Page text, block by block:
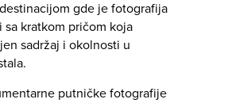
gde je fotografija
sa kratkom pričom koja
sadržaj i okolnosti u
putničke fotografije